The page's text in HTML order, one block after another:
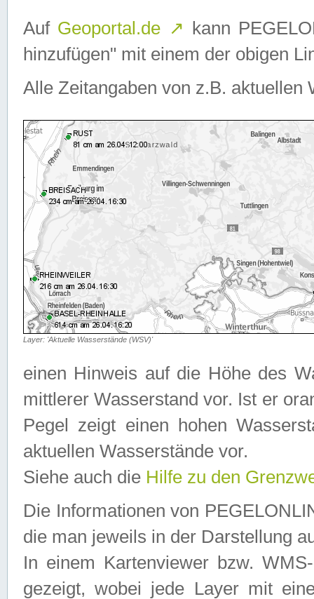
Auf Geoportal.de ↗ kann
hinzufügen" mit einem der obigen
Alle Zeitangaben von z.B. aktuellen
Layer: 'Aktuelle Wasserstände (WSV)'
einen Hinweis auf die Höhe des
mittlerer Wasserstand vor. Ist er
Pegel zeigt einen hohen
aktuellen Wasserstände vor.
Siehe auch die Hilfe zu den
Die Informationen von
die man jeweils in der Darstellung
In einem Kartenviewer bzw.
gezeigt, wobei jede Layer mit